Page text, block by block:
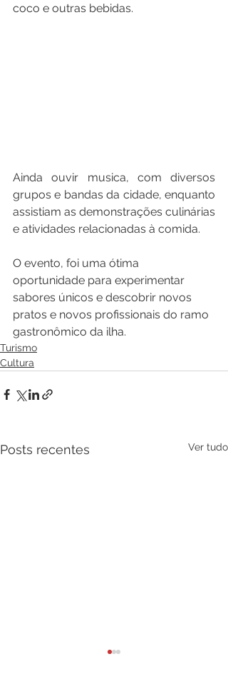
coco e outras bebidas.
Ainda ouvir musica, com diversos
grupos e bandas da cidade, enquanto
assistiam as demonstrações culinárias
e atividades relacionadas à comida.
O evento, foi uma ótima
oportunidade para experimentar
sabores únicos e descobrir novos
pratos e novos profissionais do ramo
gastronômico da ilha.
Turismo
Cultura
Posts recentes Ver tudo